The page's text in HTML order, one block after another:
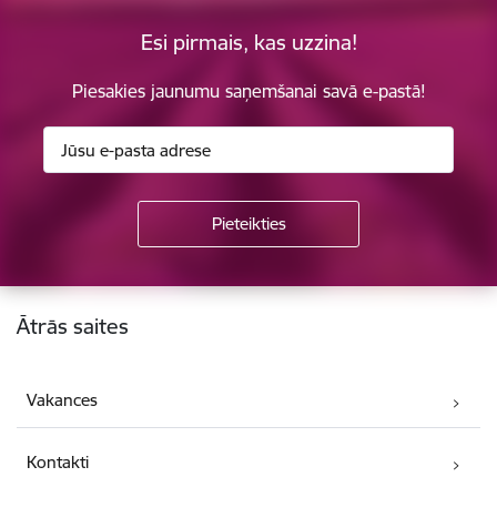
Esi pirmais, kas uzzina!
Piesakies jaunumu saņemšanai savā e-pastā!
Kājene
Ātrās saites
Vakances
Kontakti